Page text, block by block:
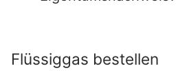
Flüssiggas bestellen